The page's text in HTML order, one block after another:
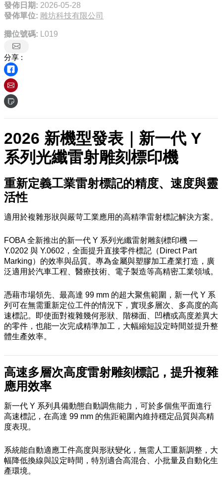
發佈日期: 2026-05-28
發佈單位: 雕坊科技有限公司
攤位號碼: L019
分享 :
2026 新機型發表｜新一代 Y
系列光纖雷射雕刻標印機
重新定義工業雷射標記的精度、速度與靈
活性
適用於複雜形狀與嚴苛工業應用的高精準雷射標記解決方案。
FOBA 全新推出的新一代 Y 系列光纖雷射雕刻標印機 —
Y.0202 與 Y.0602，全面提升直接零件標記（Direct Part
Marking）的效率與品質。專為金屬與塑膠加工產業打造，廣
泛適用於汽車工程、醫療技術、電子製造等高精密工業領域。
憑藉市場領先、最高達 99 mm 的超大聚焦範圍，新一代 Y 系
列可在無需重新定位工件的情況下，實現多層次、多高度的高
速標記。即使面對複雜幾何形狀、階梯面、凹槽或高度差異大
的零件，也能一次完成精準加工，大幅縮短設定時間並提升整
體生產效率。
高速多層次高度雷射雕刻標記，提升複雜
應用效率
新一代 Y 系列具備動態自動調焦能力，可於多個焦平面進行
高速標記，在高達 99 mm 的焦距範圍內維持穩定品質與高精
度表現。
系統能自動適應工件高度與形狀變化，無需人工重新調整，大
幅降低換線與設定時間，特別適合高混合、小批量及自動化生
產環境。